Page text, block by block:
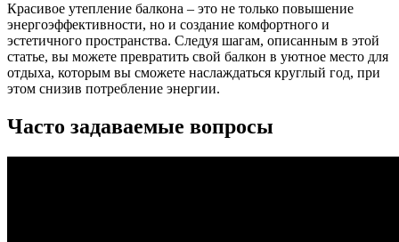
Красивое утепление балкона – это не только повышение
энергоэффективности, но и создание комфортного и
эстетичного пространства. Следуя шагам, описанным в этой
статье, вы можете превратить свой балкон в уютное место для
отдыха, которым вы сможете наслаждаться круглый год, при
этом снизив потребление энергии.
Часто задаваемые вопросы